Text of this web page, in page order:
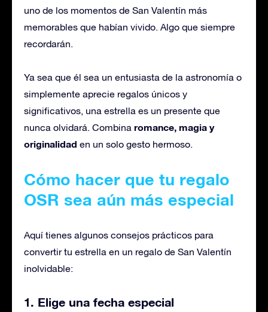
uno de los momentos de San Valentín más
memorables que habían vivido. Algo que siempre
recordarán.
Ya sea que él sea un entusiasta de la astronomía o
simplemente aprecie regalos únicos y
significativos, una estrella es un presente que
nunca olvidará. Combina romance, magia y
originalidad en un solo gesto hermoso.
Cómo hacer que tu regalo
OSR sea aún más especial
Aquí tienes algunos consejos prácticos para
convertir tu estrella en un regalo de San Valentín
inolvidable:
1. Elige una fecha especial